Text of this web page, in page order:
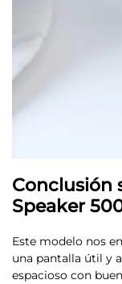
Conclusión
Speaker
Este modelo nos
una pantalla útil y
espacioso con